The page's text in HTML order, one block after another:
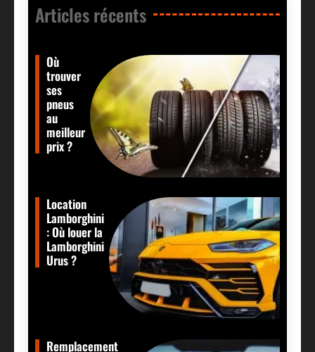
Articles récents​
Où
trouver
ses
pneus
au
meilleur
prix ?
Location
Lamborghini
: Où louer la
Lamborghini
Urus ?
Remplacement